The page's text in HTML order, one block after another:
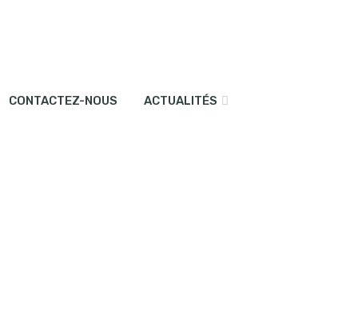
CONTACTEZ-NOUS ACTUALITÉS